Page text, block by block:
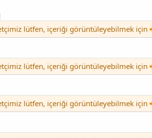
lütfen, içeriği görüntüleyebilmek için
lütfen, içeriği görüntüleyebilmek için
lütfen, içeriği görüntüleyebilmek için